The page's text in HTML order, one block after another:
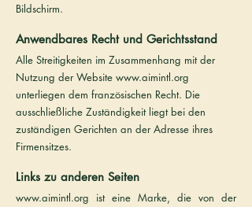
Bildschirm.
Anwendbares Recht und Gerichtsstand
Alle Streitigkeiten im Zusammenhang mit der
Nutzung der Website www.aimintl.org
unterliegen dem französischen Recht. Die
ausschließliche Zuständigkeit liegt bei den
zuständigen Gerichten an der Adresse ihres
Firmensitzes.
Links zu anderen Seiten
www.aimintl.org ist eine Marke, die von der